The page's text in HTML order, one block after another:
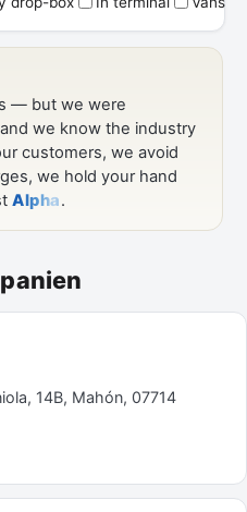
14B, Mahón, 07714